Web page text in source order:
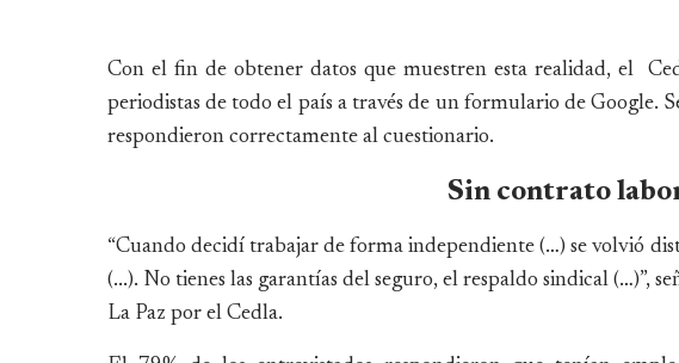
Con el fin de obtener datos que muestren esta realidad, el
periodistas de todo el país a través de un formulario de Google.
respondieron correctamente al cuestionario.
Sin contrato
“Cuando decidí trabajar de forma independiente (…) se volvió
(...). No tienes las garantías del seguro, el respaldo sindical (…)”,
La Paz por el Cedla.